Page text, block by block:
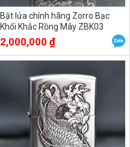
Bật lửa chính hãng Zorro Bạc
Khối Khắc Rồng Mây ZBK03
2,000,000 ₫